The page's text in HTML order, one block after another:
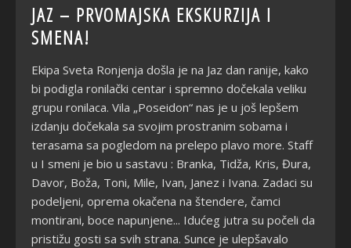
JAZ – PRVOMAJSKA EKSKURZIJA I
SMENA!
Ekipa Sveta Ronjenja došla je na Jaz dan ranije, kako
bi podigla ronilački centar i spremno dočekala veliku
grupu ronilaca. Vila „Poseidon“ nas je u još lepšem
izdanju dočekala sa svojim prostranim sobama i
terasama sa pogledom na prelepo plavo more. Staff
u I smeni je bio u sastavu : Branka, Tidža, Kris, Đura,
Davor, Boža, Toni, Mile, Ivan, Janez i Ivana. Zadaci su
podeljeni, oprema okačena na štendere, čamci
montirani, boce napunjene... Idućeg jutra su počeli da
pristižu gosti sa svih strana. Sunce je ulepšavalo